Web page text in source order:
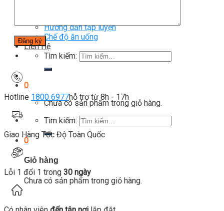
Hướng dẫn tập luyện
Chế độ ăn uống
Liên Hệ
Tìm kiếm:
0
Chưa có sản phẩm trong giỏ hàng.
Tìm kiếm:
0
Giỏ hàng
Chưa có sản phẩm trong giỏ hàng.
Hotline 1800 6977hỗ trợ từ 8h - 17h
Giao Hàng Tốc Độ Toàn Quốc
Lỗi 1 đổi 1 trong 30 ngày